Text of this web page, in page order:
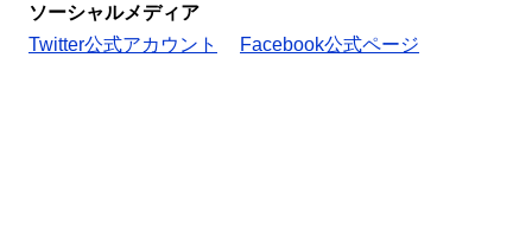
ソーシャルメディア
Twitter公式アカウント
Facebook公式ページ